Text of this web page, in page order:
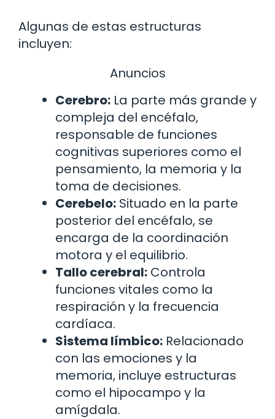
Algunas de estas estructuras
incluyen:
Anuncios
Cerebro: La parte más grande y
compleja del encéfalo,
responsable de funciones
cognitivas superiores como el
pensamiento, la memoria y la
toma de decisiones.
Cerebelo: Situado en la parte
posterior del encéfalo, se
encarga de la coordinación
motora y el equilibrio.
Tallo cerebral: Controla
funciones vitales como la
respiración y la frecuencia
cardíaca.
Sistema límbico: Relacionado
con las emociones y la
memoria, incluye estructuras
como el hipocampo y la
amígdala.